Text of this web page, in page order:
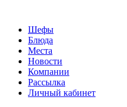
Шефы
Блюда
Места
Новости
Компании
Рассылка
Личный кабинет